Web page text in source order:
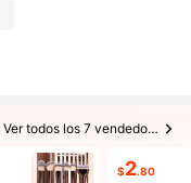
Ver todos los 7 vendedores
$2.80